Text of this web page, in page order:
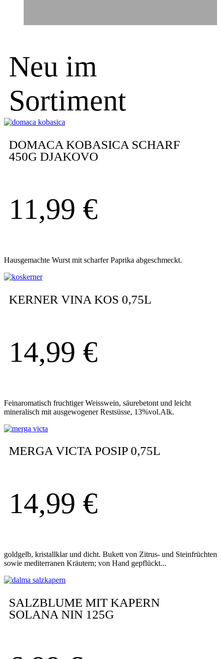
Neu im
Sortiment
DOMACA KOBASICA SCHARF
450G DJAKOVO
11,99 €
Hausgemachte Wurst mit scharfer Paprika abgeschmeckt.
KERNER VINA KOS 0,75L
14,99 €
Feinaromatisch fruchtiger Weisswein, säurebetont und leicht
mineralisch mit ausgewogener Restsüsse, 13%vol.Alk.
MERGA VICTA POSIP 0,75L
14,99 €
goldgelb, kristallklar und dicht. Bukett von Zitrus- und Steinfrüchten
sowie mediterranen Kräutern; von Hand gepflückt...
SALZBLUME MIT KAPERN
SOLANA NIN 125G